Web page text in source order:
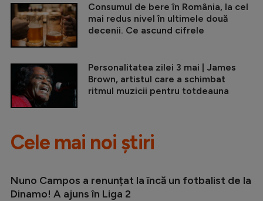
Consumul de bere în România, la cel
mai redus nivel în ultimele două
decenii. Ce ascund cifrele
Personalitatea zilei 3 mai | James
Brown, artistul care a schimbat
ritmul muzicii pentru totdeauna
Cele mai noi știri
Nuno Campos a renunțat la încă un fotbalist de la
Dinamo! A ajuns în Liga 2